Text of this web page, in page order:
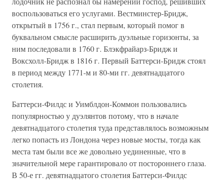
воспользоваться его услугами. Вестминстер-Бридж,
открытый в 1756 г., стал первым, который помог в
буквальном смысле расширить дуэльные горизонты, за
ним последовали в 1760 г. Блэкфрайарз-Бридж и
Воксхолл-Бридж в 1816 г. Первый Баттерси-Бридж стоял
в период между 1771-м и 80-ми гг. девятнадцатого
столетия.
Баттерси-Филдс и Уимблдон-Коммон пользовались
популярностью у дуэлянтов потому, что в начале
девятнадцатого столетия туда представлялось возможным
легко попасть из Лондона через новые мосты, тогда как
места там были все же довольно уединенные, что в
значительной мере гарантировало от постороннего глаза.
В 50-е гг. девятнадцатого столетия Баттерси-Филдс